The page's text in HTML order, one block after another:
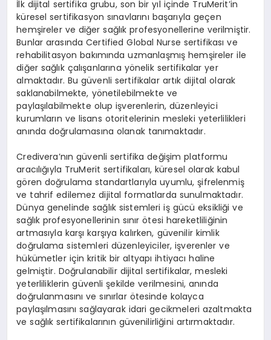
İlk dijital sertifika grubu, son bir yıl içinde TruMerit’in
küresel sertifikasyon sınavlarını başarıyla geçen
hemşireler ve diğer sağlık profesyonellerine verilmiştir.
Bunlar arasındaCertified Global Nurse sertifikasıve
rehabilitasyon bakımında uzmanlaşmışhemşireler ile
diğer sağlık çalışanlarına yönelik sertifikalar yer
almaktadır. Bu güvenli sertifikalar artık dijital olarak
saklanabilmekte, yönetilebilmekte ve
paylaşılabilmekte olup işverenlerin, düzenleyici
kurumların ve lisans otoritelerinin mesleki yeterlilikleri
anında doğrulamasına olanak tanımaktadır.
Credivera’nın güvenli sertifika değişim platformu
aracılığıyla TruMerit sertifikaları, küresel olarak kabul
gören doğrulama standartlarıyla uyumlu,şifrelenmiş
ve tahrif edilemez dijital formatlarda sunulmaktadır.
Dünya genelinde sağlık sistemleri iş gücüeksikliği ve
sağlık profesyonellerinin sınırötesi hareketliliğinin
artmasıyla karşıkarşıya kalırken, güvenilir kimlik
doğrulama sistemleri düzenleyiciler, işverenler ve
hükümetler için kritik bir altyapıihtiyacıhaline
gelmiştir. Doğrulanabilir dijital sertifikalar, mesleki
yeterliliklerin güvenlişekilde verilmesini, anında
doğrulanmasınıve sınırlar ötesinde kolayca
paylaşılmasınısağlayarak idari gecikmeleri azaltmakta
ve sağlık sertifikalarının güvenilirliğini artırmaktadır.